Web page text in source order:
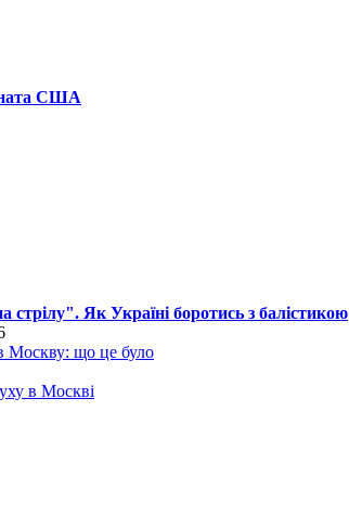
США
Як Україні боротись з балістикою
Москву: що це було
в Москві